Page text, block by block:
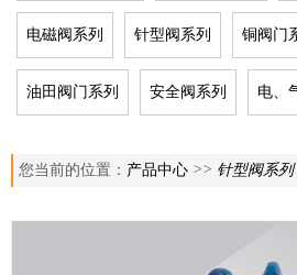
电磁阀系列 针型阀系列 铜阀门
油田阀门系列 安全阀系列 电、
您当前的位置： 产品中心 >> 针型阀系列